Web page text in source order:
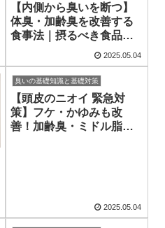
【内側から臭いを断つ】
体臭・加齢臭を改善する
食事法｜摂るべき食品・
避けるべき食品リスト
2025.05.04
臭いの基礎知識と基礎対策
【頭皮のニオイ 緊急対
策】フケ・かゆみも改
善！加齢臭・ミドル脂臭
2025.05.04